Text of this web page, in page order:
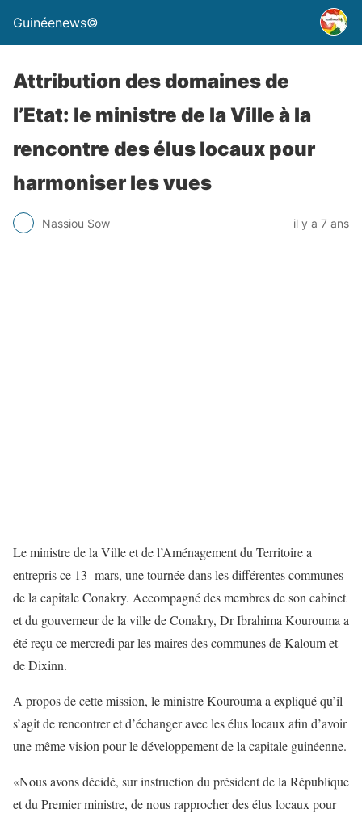
Guinéenews©
Attribution des domaines de
l’Etat: le ministre de la Ville à la
rencontre des élus locaux pour
harmoniser les vues
Nassiou Sow il y a 7 ans
Le ministre de la Ville et de l’Aménagement du Territoire a
entrepris ce 13 mars, une tournée dans les différentes communes
de la capitale Conakry. Accompagné des membres de son cabinet
et du gouverneur de la ville de Conakry, Dr Ibrahima Kourouma a
été reçu ce mercredi par les maires des communes de Kaloum et
de Dixinn.
A propos de cette mission, le ministre Kourouma a expliqué qu’il
s’agit de rencontrer et d’échanger avec les élus locaux afin d’avoir
une même vision pour le développement de la capitale guinéenne.
«Nous avons décidé, sur instruction du président de la République
et du Premier ministre, de nous rapprocher des élus locaux pour